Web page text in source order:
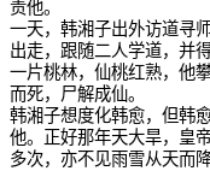
责他。
一天，韩湘子出外访道寻
出走，跟随二人学道，并
一片桃林，仙桃红熟，他
而死，尸解成仙。
韩湘子想度化韩愈，但韩
他。正好那年天大旱，皇
多次，亦不见雨雪从天而